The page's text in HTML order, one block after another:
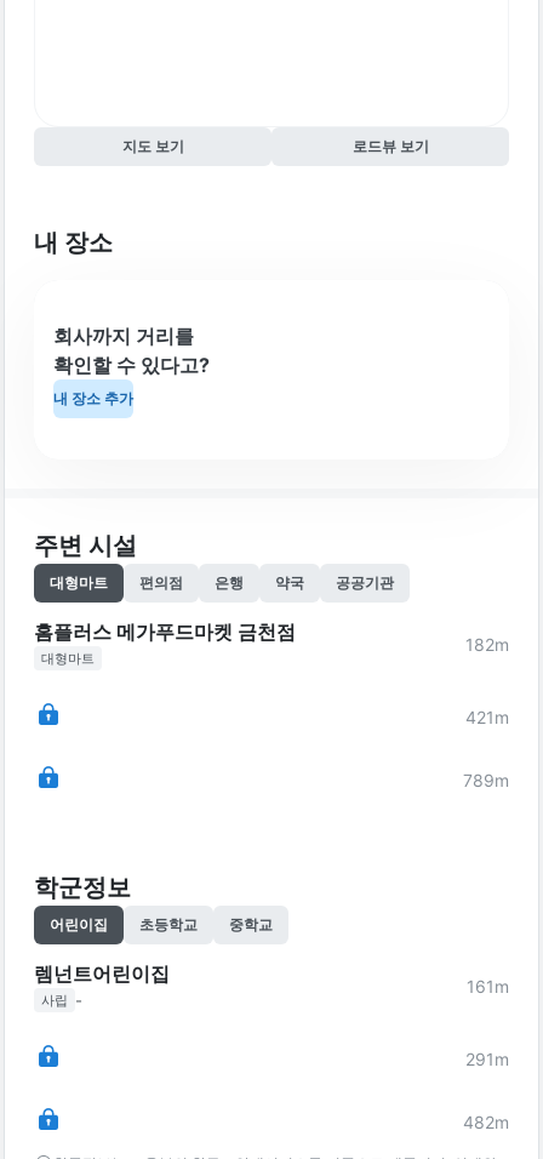
지도 보기 로드뷰 보기
내 장소
회사까지 거리를
확인할 수 있다고?
내 장소 추가
주변 시설
대형마트 편의점 은행 약국 공공기관
홈플러스 메가푸드마켓 금천점
대형마트
182m
421m
789m
학군정보
어린이집 초등학교 중학교
렘넌트어린이집
사립 -
161m
291m
482m